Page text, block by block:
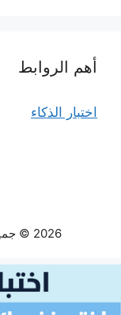
أهم الروابط
اختبار الذكاء
2026 © جميع الحقوق محفوظة أكاديمية نيرونت